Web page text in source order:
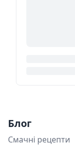
Блог
Смачні рецепти